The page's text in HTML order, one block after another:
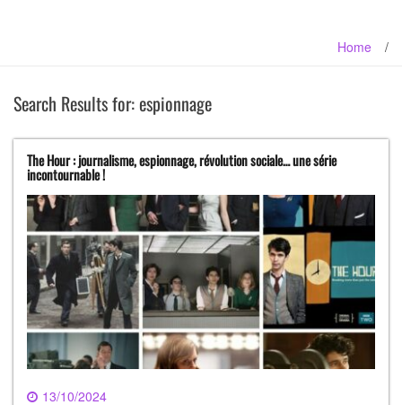
Home /
Search Results for:espionnage
The Hour : journalisme, espionnage, révolution sociale… une série
incontournable !
13/10/2024